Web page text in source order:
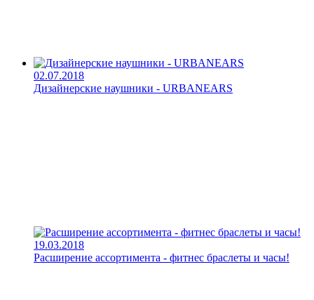
02.07.2018
Дизайнерские наушники - URBANEARS
19.03.2018
Расширение ассортимента - фитнес браслеты и часы!